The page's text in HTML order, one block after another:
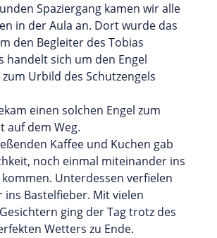
Spaziergang kamen wir alle
in der Aula an. Dort wurde das
den Begleiter des Tobias
handelt sich um den Engel
Urbild des Schutzengels
einen solchen Engel zum
auf dem Weg.
Kaffee und Kuchen gab
noch einmal miteinander ins
kommen. Unterdessen verfielen
ins Bastelfieber. Mit vielen
ging der Tag trotz des
Wetters zu Ende.